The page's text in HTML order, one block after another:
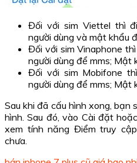
Đối với sim Viettel thì
người dùng và mật khẩu
Đối với sim Vinaphone
người dùng để mms; Mật
Đối với sim Mobifone
người dùng để mms; Mật
Sau khi đã cấu hình xong, bạn
hình. Sau đó, vào Cài đặt
xem tính năng Điểm truy
chưa.